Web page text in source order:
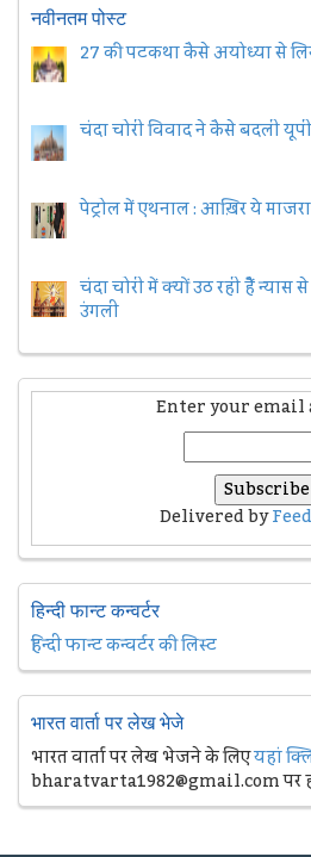
नवीनतम पोस्ट
27 की पटकथा कैसे अयोध्या से
चंदा चोरी विवाद ने कैसे बदली
पेट्रोल में एथनाल : आख़िर ये
चंदा चोरी में क्यों उठ रही हैैं न्यास
उंगली
Enter your email
Delivered by
हिन्दी फान्ट कन्वर्टर
हिन्दी फान्ट कन्वर्टर की लिस्ट
भारत वार्ता पर लेख भेजे
भारत वार्ता पर लेख भेजने के लिएयहां
bharatvarta1982@gmail.com पर